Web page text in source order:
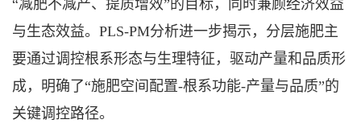
“减肥不减产、提质增效”的目标，同时兼顾经济效益
与生态效益。PLS-PM分析进一步揭示，分层施肥主
要通过调控根系形态与生理特征，驱动产量和品质形
成，明确了“施肥空间配置-根系功能-产量与品质”的
关键调控路径。